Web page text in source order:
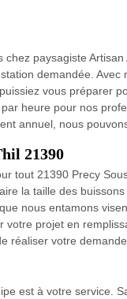
paysagiste
demandée. Avec
vous préparer
heure pour nos
annuel, nous
21390
tout 21390 Precy
la taille des
nous entamons
projet en
réaliser votre demande.
est à votre service.